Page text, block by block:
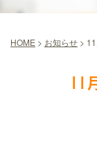
HOME > お知らせ >
11